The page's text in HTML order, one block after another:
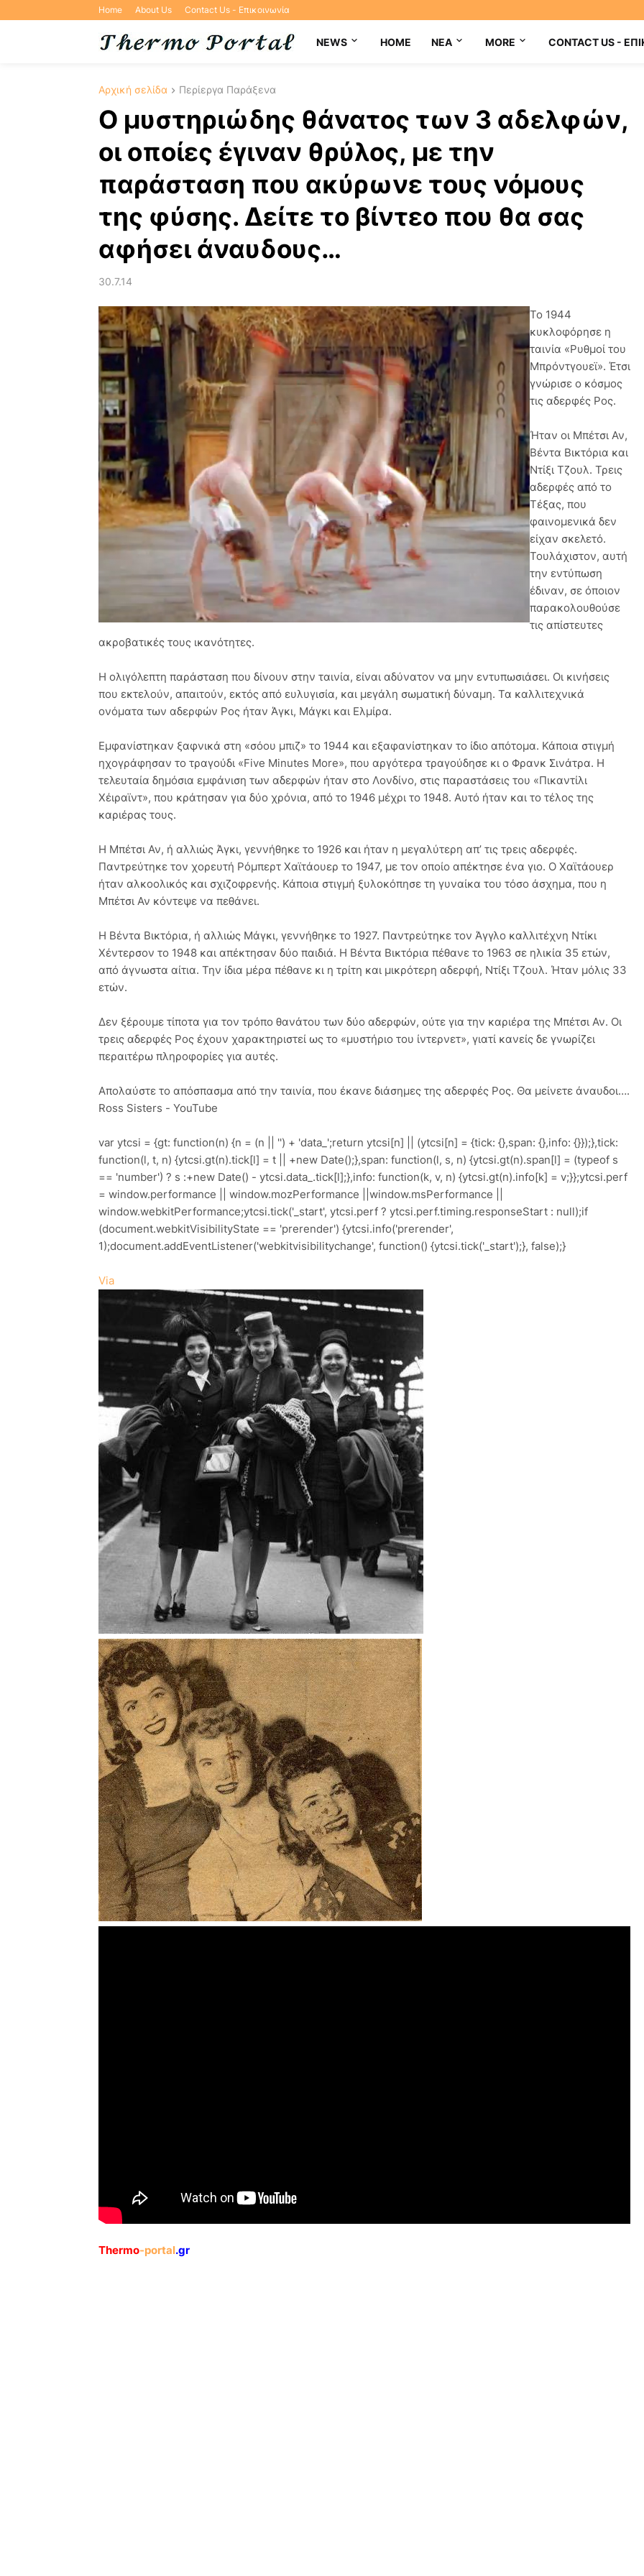
Home About Us Contact Us - Επικοινωνία
NEWS HOME NEA MORE CONTACT US -
Αρχική σελίδα Περίεργα Παράξενα
Ο μυστηριώδης θάνατος των 3 αδελφών,
οι οποίες έγιναν θρύλος, με την
παράσταση που ακύρωνε τους νόμους
της φύσης. Δείτε το βίντεο που θα σας
αφήσει άναυδους…
30.7.14
Το 1944
κυκλοφόρησε η
ταινία «Ρυθμοί του
Μπρόντγουεϊ». Έτσι
γνώρισε ο κόσμος
τις αδερφές Ρος.
Ήταν οι Μπέτσι Αν,
Βέντα Βικτόρια και
Ντίξι Τζουλ. Τρεις
αδερφές από το
Τέξας, που
φαινομενικά δεν
είχαν σκελετό.
Τουλάχιστον, αυτή
την εντύπωση
έδιναν, σε όποιον
παρακολουθούσε
τις απίστευτες
ακροβατικές τους ικανότητες.
Η ολιγόλεπτη παράσταση που δίνουν στην ταινία, είναι αδύνατον να μην εντυπωσιάσει. Οι κινήσεις
που εκτελούν, απαιτούν, εκτός από ευλυγισία, και μεγάλη σωματική δύναμη. Τα καλλιτεχνικά
ονόματα των αδερφών Ρος ήταν Άγκι, Μάγκι και Ελμίρα.
Εμφανίστηκαν ξαφνικά στη «σόου μπιζ» το 1944 και εξαφανίστηκαν το ίδιο απότομα. Κάποια στιγμή
ηχογράφησαν το τραγούδι «Five Minutes More», που αργότερα τραγούδησε κι ο Φρανκ Σινάτρα. Η
τελευταία δημόσια εμφάνιση των αδερφών ήταν στο Λονδίνο, στις παραστάσεις του «Πικαντίλι
Χέιραϊντ», που κράτησαν για δύο χρόνια, από το 1946 μέχρι το 1948. Αυτό ήταν και το τέλος της
καριέρας τους.
Η Μπέτσι Αν, ή αλλιώς Άγκι, γεννήθηκε το 1926 και ήταν η μεγαλύτερη απ’ τις τρεις αδερφές.
Παντρεύτηκε τον χορευτή Ρόμπερτ Χαϊτάουερ το 1947, με τον οποίο απέκτησε ένα γιο. Ο Χαϊτάουερ
ήταν αλκοολικός και σχιζοφρενής. Κάποια στιγμή ξυλοκόπησε τη γυναίκα του τόσο άσχημα, που η
Μπέτσι Αν κόντεψε να πεθάνει.
Η Βέντα Βικτόρια, ή αλλιώς Μάγκι, γεννήθηκε το 1927. Παντρεύτηκε τον Άγγλο καλλιτέχνη Ντίκι
Χέντερσον το 1948 και απέκτησαν δύο παιδιά. Η Βέντα Βικτόρια πέθανε το 1963 σε ηλικία 35 ετών,
από άγνωστα αίτια. Την ίδια μέρα πέθανε κι η τρίτη και μικρότερη αδερφή, Ντίξι Τζουλ. Ήταν μόλις 33
ετών.
Δεν ξέρουμε τίποτα για τον τρόπο θανάτου των δύο αδερφών, ούτε για την καριέρα της Μπέτσι Αν. Οι
τρεις αδερφές Ρος έχουν χαρακτηριστεί ως το «μυστήριο του ίντερνετ», γιατί κανείς δε γνωρίζει
περαιτέρω πληροφορίες για αυτές.
Απολαύστε το απόσπασμα από την ταινία, που έκανε διάσημες της αδερφές Ρος. Θα μείνετε άναυδοι….
Ross Sisters - YouTube
var ytcsi = {gt: function(n) {n = (n || '') + 'data_';return ytcsi[n] || (ytcsi[n] = {tick: {},span: {},info: {}});},tick:
function(l, t, n) {ytcsi.gt(n).tick[l] = t || +new Date();},span: function(l, s, n) {ytcsi.gt(n).span[l] = (typeof s
== 'number') ? s :+new Date() - ytcsi.data_.tick[l];},info: function(k, v, n) {ytcsi.gt(n).info[k] = v;}};ytcsi.perf
= window.performance || window.mozPerformance ||window.msPerformance ||
window.webkitPerformance;ytcsi.tick('_start', ytcsi.perf ? ytcsi.perf.timing.responseStart : null);if
(document.webkitVisibilityState == 'prerender') {ytcsi.info('prerender',
1);document.addEventListener('webkitvisibilitychange', function() {ytcsi.tick('_start');}, false);}
Via
Thermo-portal.gr